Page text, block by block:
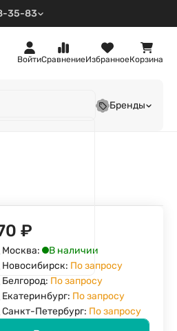
35-83
ВойтиСравнениеИзбранноеКорзина
Бренды
₽
Москва:
В наличии
Новосибирск: По запросу
По запросу
По запросу
Петербург: По запросу